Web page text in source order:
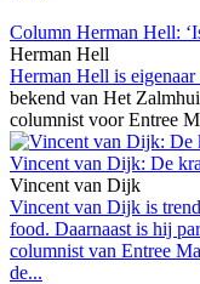
Column Herman Hell:
Herman Hell
Herman Hell is eigenaar
bekend van Het
columnist voor Entree
Vincent van Dijk: De
Vincent van Dijk
Vincent van Dijk is
food. Daarnaast is hij
columnist van Entree
de...